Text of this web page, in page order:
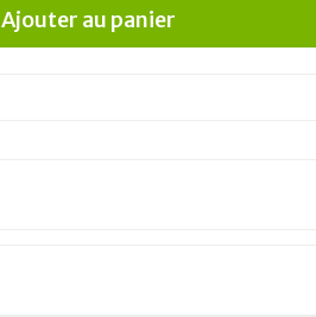
Ajouter au panier